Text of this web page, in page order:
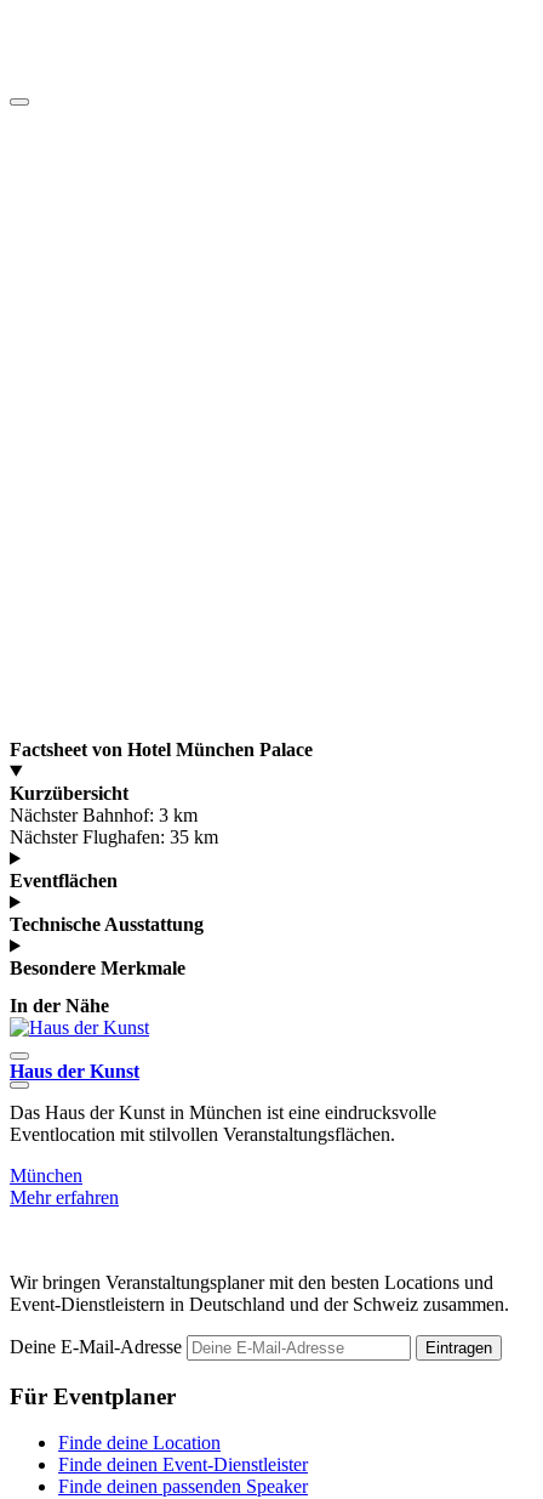
Factsheet von Hotel München Palace
Kurzübersicht
Nächster Bahnhof: 3 km
Nächster Flughafen: 35 km
Eventflächen
Technische Ausstattung
Besondere Merkmale
In der Nähe
Haus der Kunst
Das Haus der Kunst in München ist eine eindrucksvolle
Eventlocation mit stilvollen Veranstaltungsflächen.
München
Mehr erfahren
Wir bringen Veranstaltungsplaner mit den besten Locations und
Event-Dienstleistern in Deutschland und der Schweiz zusammen.
Deine E-Mail-Adresse Eintragen
Für Eventplaner
Finde deine Location
Finde deinen Event-Dienstleister
Finde deinen passenden Speaker